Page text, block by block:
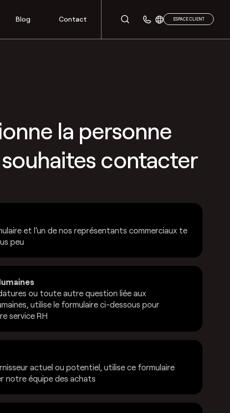
Blog Contact ESPACE CLIENT
la personne
contacter
et l’un de nos représentants commerciaux te
peu
ou toute autre question liée aux
utilise le formulaire ci-dessous pour
service RH
actuel ou potentiel, utilise ce formulaire
notre équipe des achats